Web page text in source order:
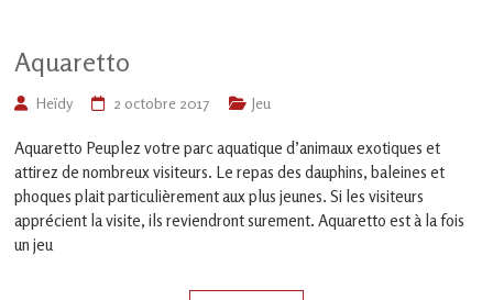
Aquaretto
Heïdy 2 octobre 2017 Jeu
Aquaretto Peuplez votre parc aquatique d’animaux exotiques et
attirez de nombreux visiteurs. Le repas des dauphins, baleines et
phoques plait particulièrement aux plus jeunes. Si les visiteurs
apprécient la visite, ils reviendront surement. Aquaretto est à la fois
un jeu